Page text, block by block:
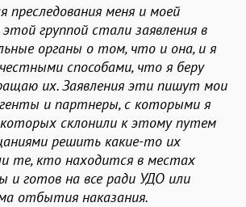
преследования меня и моей
группой стали заявления в
органы о том, что и она, и я
способами, что я беру
их. Заявления эти пишут мои
и партнеры, с которыми я
склонили к этому путем
решить какие-то их
те, кто находится в местах
и готов на все ради УДО или
отбытия наказания.